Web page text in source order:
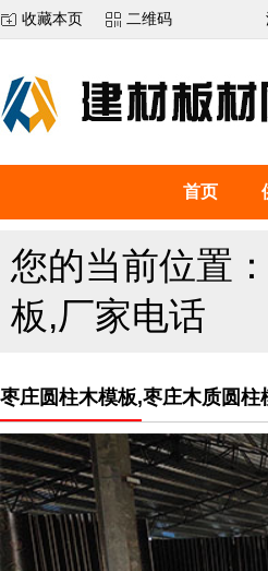
收藏本页 二维码
首页
您的当前位置：
板,厂家电话
枣庄圆柱木模板,枣庄木质圆柱